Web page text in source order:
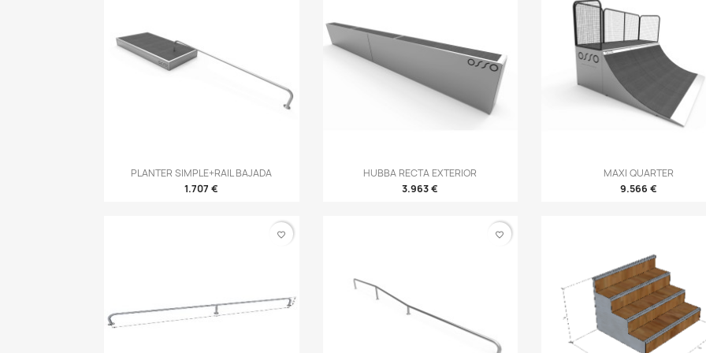
Vista rápida
PLANTER SIMPLE+RAIL BAJADA
1.707 €
 Vista rápida
HUBBA RECTA EXTERIOR
3.963 €
Vista rápida
MAXI QUARTER
9.566 €
favorite_border favorite_border